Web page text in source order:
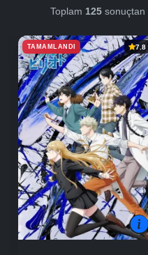
Toplam 125sonuçtan
TAMAMLANDI 7.8